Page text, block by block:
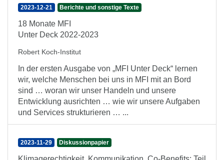
2023-12-21 Berichte und sonstige Texte
18 Monate MFI
Unter Deck 2022-2023
Robert Koch-Institut
In der ersten Ausgabe von „MFI Unter Deck“ lernen
wir, welche Menschen bei uns in MFI mit an Bord
sind … woran wir unser Handeln und unsere
Entwicklung ausrichten … wie wir unsere Aufgaben
und Services strukturieren … ...
2023-11-29 Diskussionpapier